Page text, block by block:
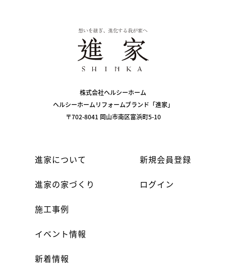
株式会社ヘルシーホーム
ヘルシーホームリフォームブランド「進家」
〒702-8041 岡山市南区富浜町5-10
進家について
進家の家づくり
施工事例
イベント情報
新着情報
新規会員登録
ログイン